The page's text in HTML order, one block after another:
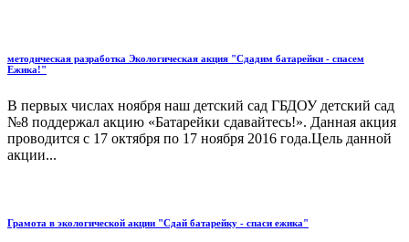
методическая разработка Экологическая акция "Сдадим батарейки - спасем
Ежика!"
В первых числах ноября наш детский сад ГБДОУ детский сад
№8 поддержал акцию «Батарейки сдавайтесь!». Данная акция
проводится с 17 октября по 17 ноября 2016 года.Цель данной
акции...
Грамота в экологической акции "Сдай батарейку - спаси ежика"